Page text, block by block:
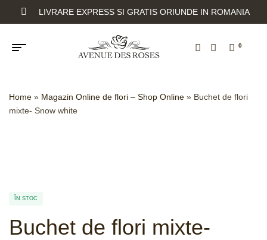
LIVRARE EXPRESS SI GRATIS ORIUNDE IN ROMANIA
0
Home » Magazin Online de flori – Shop Online » Buchet de flori
mixte- Snow white
ÎN STOC
Buchet de flori mixte-